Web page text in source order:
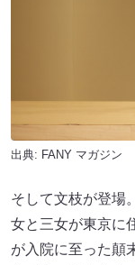
出典: FANY マガジン
そして文枝が登場
女と三女が東京に
が入院に至った顛